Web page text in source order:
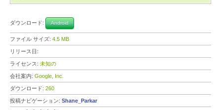
ダウンロード: Android
ファイル サイズ: 4.5 MB
リリース日:
ライセンス: 未知の
会社案内: Google, Inc.
ダウンロード: 260
投稿ナビゲーション: Shane_Parkar